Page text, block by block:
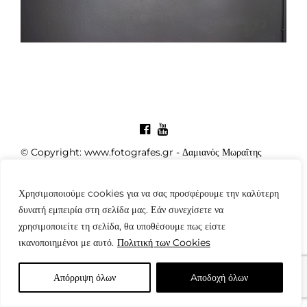
Χρησιμοποιούμε cookies για να σας προσφέρουμε την καλύτερη
δυνατή εμπειρία στη σελίδα μας. Εάν συνεχίσετε να
χρησιμοποιείτε τη σελίδα, θα υποθέσουμε πως είστε
ικανοποιημένοι με αυτό. Πολιτική των Cookies
Απόρριψη όλων Aποδοχή όλων
© Copyright: www.fotografes.gr - Δαμιανός Μωραΐτης